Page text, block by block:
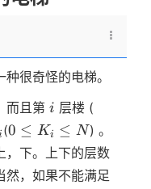
很奇怪的电梯。
而且第 i
i 层楼 (
(0≤K_i≤N
0 ≤ Ki ≤ N) 。
，下。上下的层数
然，如果不能满足